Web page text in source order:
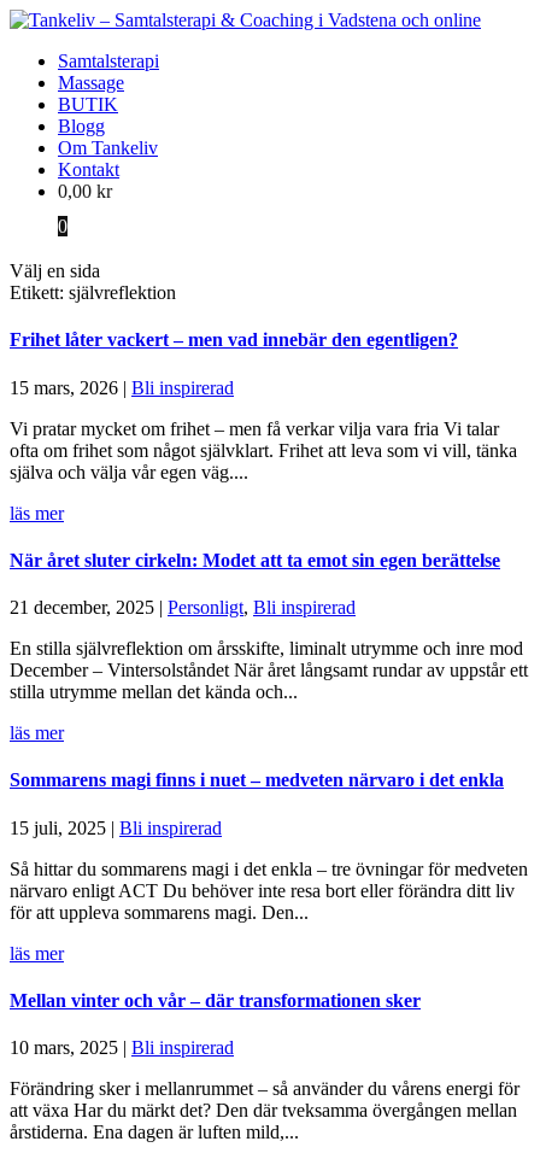
Samtalsterapi
Massage
BUTIK
Blogg
Om Tankeliv
Kontakt
0,00 kr
0
Välj en sida
Etikett: självreflektion
Frihet låter vackert – men vad innebär den egentligen?
15 mars, 2026 | Bli inspirerad
Vi pratar mycket om frihet – men få verkar vilja vara fria Vi talar
ofta om frihet som något självklart. Frihet att leva som vi vill, tänka
själva och välja vår egen väg....
läs mer
När året sluter cirkeln: Modet att ta emot sin egen berättelse
21 december, 2025 | Personligt, Bli inspirerad
En stilla självreflektion om årsskifte, liminalt utrymme och inre mod
December – Vintersolståndet När året långsamt rundar av uppstår ett
stilla utrymme mellan det kända och...
läs mer
Sommarens magi finns i nuet – medveten närvaro i det enkla
15 juli, 2025 | Bli inspirerad
Så hittar du sommarens magi i det enkla – tre övningar för medveten
närvaro enligt ACT Du behöver inte resa bort eller förändra ditt liv
för att uppleva sommarens magi. Den...
läs mer
Mellan vinter och vår – där transformationen sker
10 mars, 2025 | Bli inspirerad
Förändring sker i mellanrummet – så använder du vårens energi för
att växa Har du märkt det? Den där tveksamma övergången mellan
årstiderna. Ena dagen är luften mild,...